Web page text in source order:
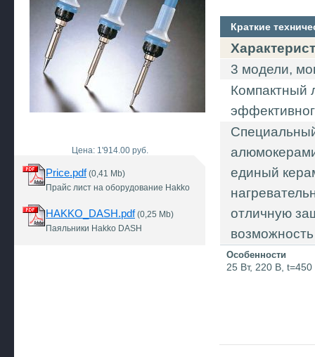
Цена: 1'914.00 руб.
Price.pdf(0,41 Mb)
Прайс лист на оборудование Hakko
HAKKO_DASH.pdf(0,25 Mb)
Паяльники Hakko DASH
Краткие
3 модели,
Компактный
единый
отличную
возможность
Особенности
25 Вт, 220 В, t=450